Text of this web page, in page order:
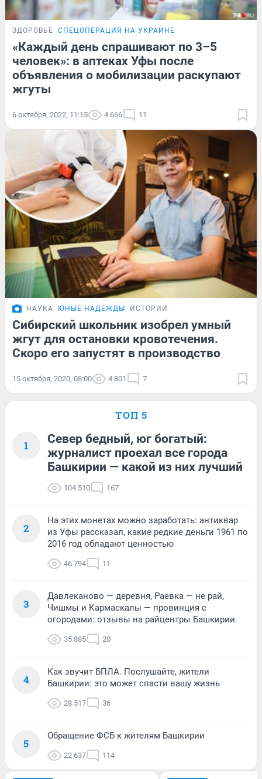
ЗДОРОВЬЕ СПЕЦОПЕРАЦИЯ НА УКРАИНЕ
«Каждый день спрашивают по 3–5
человек»: в аптеках Уфы после
объявления о мобилизации раскупают
жгуты
6 октября, 2022, 11:15 4 666 11
НАУКА ЮНЫЕ НАДЕЖДЫ ИСТОРИИ
Сибирский школьник изобрел умный
жгут для остановки кровотечения.
Скоро его запустят в производство
15 октября, 2020, 08:00 4 801 7
ТОП 5
1
Север бедный, юг богатый:
журналист проехал все города
Башкирии — какой из них лучший
104 510 167
2
На этих монетах можно заработать: антиквар
из Уфы рассказал, какие редкие деньги 1961 по
2016 год обладают ценностью
46 794 11
3
Давлеканово — деревня, Раевка — не рай,
Чишмы и Кармаскалы — провинция с
огородами: отзывы на райцентры Башкирии
35 885 20
4
Как звучит БПЛА. Послушайте, жители
Башкирии: это может спасти вашу жизнь
28 517 36
5
Обращение ФСБ к жителям Башкирии
22 637 114